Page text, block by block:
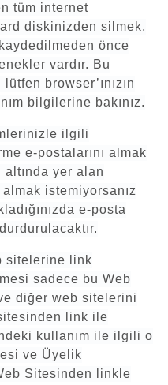
tüm internet
diskinizden silmek,
önce
vardır. Bu
browser’ınızın
bilgilerine bakınız.
ilgili
e-postalarını almak
altında yer alan
istemiyorsanız
e-posta
sitelerine link
sadece bu Web
diğer web sitelerini
link ile
kullanım ile ilgili o
ve Üyelik
Sitesinden linkle